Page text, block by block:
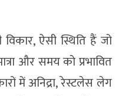
ऐसी स्थिति हैं जो
और समय को प्रभावित
में अनिद्रा, रेस्टलेस लेग